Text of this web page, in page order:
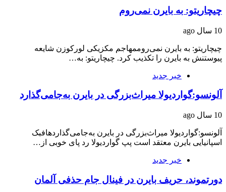
چیچاریتو: به بایرن نمی‌روم
10 سال ago
چیچاریتو: به بایرن نمی‌روممهاجم مکزیکی لورکوزن شایعه
پیوستنش به بایرن را تکذیب کرد. چیچاریتو: به…
خبر جدید
آلونسو:گواردیولا میراث‌بزرگی در بایرن به‌جامی‌گذارد
10 سال ago
آلونسو:گواردیولا میراث‌بزرگی در بایرن به‌جامی‌گذاردهافبک
اسپانیایی بایرن معتقد است پپ گواردیولا رد پای خوبی از…
خبر جدید
دورتموند، حریف بایرن در فینال جام حذفی آلمان